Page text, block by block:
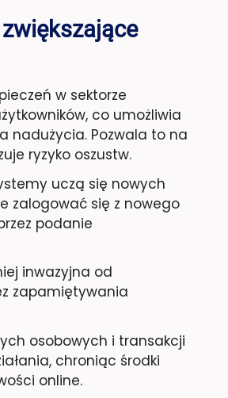
w sektorze
co umożliwia
nadużycia. Pozwala to na
ryzyko oszustw.
uczą się nowych
zalogować się z nowego
podanie
inwazyjna od
zapamiętywania
osobowych i transakcji
chroniąc środki
online.